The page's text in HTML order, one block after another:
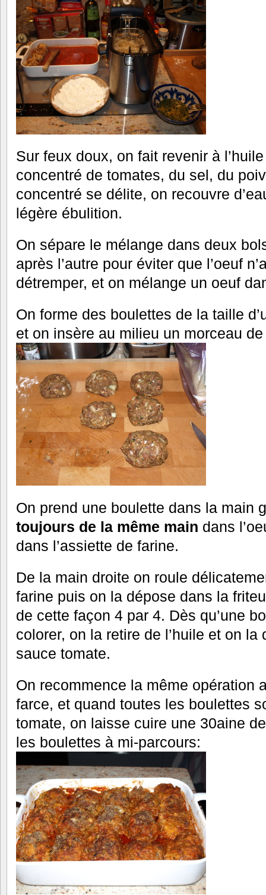
Sur feux doux, on fait revenir à
concentré de tomates, du sel, du
concentré se délite, on recouvre
légère ébulition.
On sépare le mélange dans deux
après l’autre pour éviter que l’oeuf
détremper, et on mélange un oeuf
On forme des boulettes de la taille
et on insère au milieu un morceau
On prend une boulette dans la main
toujours de la même main dans
dans l’assiette de farine.
De la main droite on roule
farine puis on la dépose dans la
de cette façon 4 par 4. Dès qu’une
colorer, on la retire de l’huile et on
sauce tomate.
On recommence la même opération
farce, et quand toutes les boulettes
tomate, on laisse cuire une 30aine
les boulettes à mi-parcours: